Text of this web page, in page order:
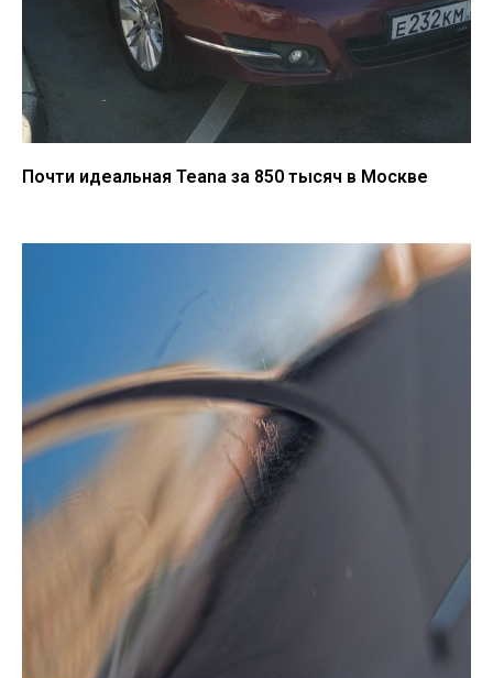
Почти идеальная Teana за 850 тысяч в Москве